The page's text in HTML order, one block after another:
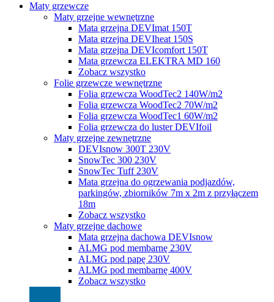
Maty grzewcze
Maty grzejne wewnętrzne
Mata grzejna DEVImat 150T
Mata grzejna DEVIheat 150S
Mata grzejna DEVIcomfort 150T
Mata grzewcza ELEKTRA MD 160
Zobacz wszystko
Folie grzewcze wewnętrzne
Folia grzewcza WoodTec2 140W/m2
Folia grzewcza WoodTec2 70W/m2
Folia grzewcza WoodTec1 60W/m2
Folia grzewcza do luster DEVIfoil
Maty grzejne zewnętrzne
DEVIsnow 300T 230V
SnowTec 300 230V
SnowTec Tuff 230V
Mata grzejna do ogrzewania podjazdów,
parkingów, zbiorników 7m x 2m z przyłączem
18m
Zobacz wszystko
Maty grzejne dachowe
Mata grzejna dachowa DEVIsnow
ALMG pod membarnę 230V
ALMG pod papę 230V
ALMG pod membarnę 400V
Zobacz wszystko